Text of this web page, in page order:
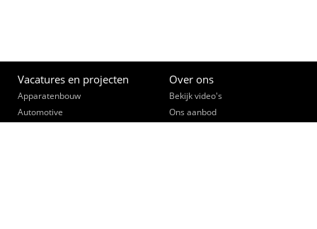
Vacatures en projecten
Apparatenbouw
Automotive
Over ons
Bekijk video's
Ons aanbod